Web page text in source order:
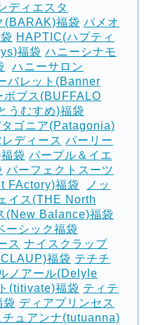
ディエスタ
(BARAK)福袋 パメオ
HAPTIC(ハプティ
福袋 ハニーシナモ
ハニーサロン
バレット(Banner
ボブス(BUFFALO
うむすめ)福袋
ゴニア(Patagonia)
ディース パーリー
袋 パープル＆イエ
パーフェクトスーツ
FActory)福袋
ノッ
イス(THE North
(New Balance)福袋
ーシック福袋
ス ナイスクラップ
福袋 テチチ
ノアール(Delyle
(titivate)福袋 ティテ
袋 ディアプリンセス
チュアンナ(tutuanna)